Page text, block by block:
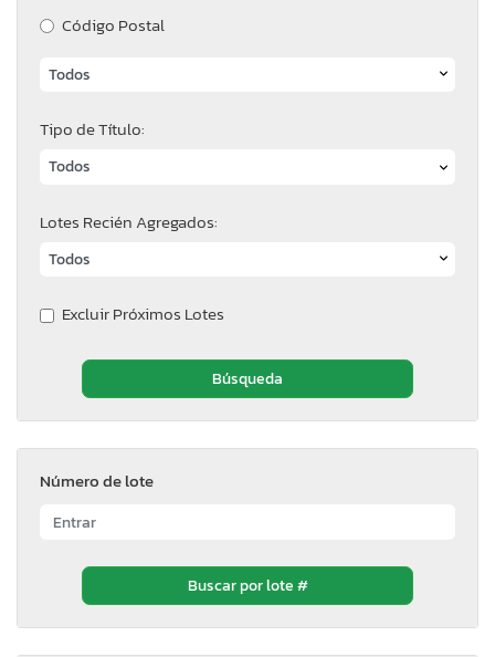
Código Postal
Tipo de Título:
Lotes Recién Agregados:
Excluir Próximos Lotes
Número de lote